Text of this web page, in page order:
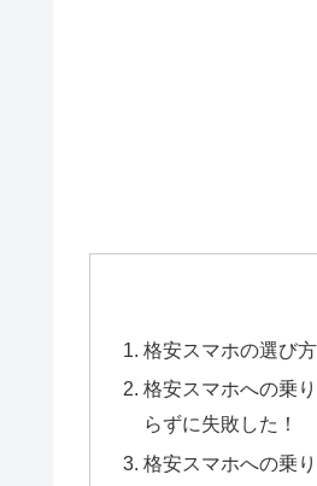
格安スマホの選び
格安スマホへの乗
らずに失敗した！
格安スマホへの乗